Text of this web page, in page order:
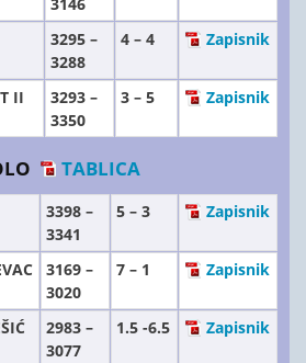
3295 –
3288
4 – 4 Zapisnik
II
3293 –
3350
3 – 5 Zapisnik
TABLICA
3398 –
3341
5 – 3 Zapisnik
3169 –
3020
7 – 1 Zapisnik
2983 –
3077
1.5 -6.5 Zapisnik